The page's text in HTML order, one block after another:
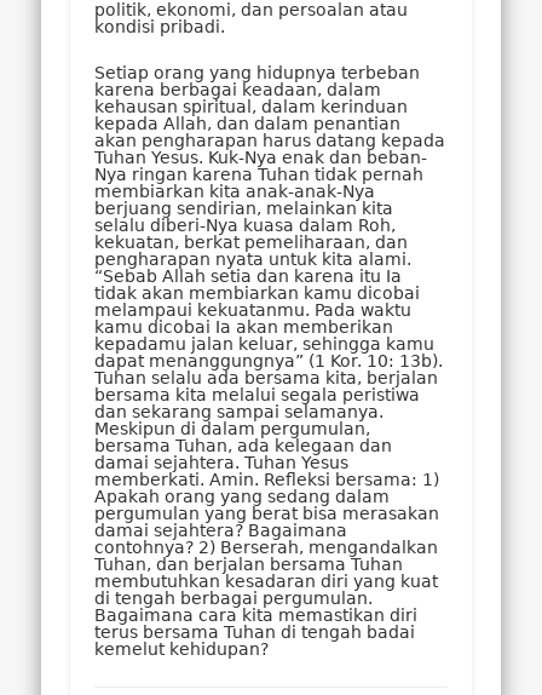
politik, ekonomi, dan persoalan atau
kondisi pribadi.
Setiap orang yang hidupnya terbeban
karena berbagai keadaan, dalam
kehausan spiritual, dalam kerinduan
kepada Allah, dan dalam penantian
akan pengharapan harus datang kepada
Tuhan Yesus. Kuk-Nya enak dan beban-
Nya ringan karena Tuhan tidak pernah
membiarkan kita anak-anak-Nya
berjuang sendirian, melainkan kita
selalu diberi-Nya kuasa dalam Roh,
kekuatan, berkat pemeliharaan, dan
pengharapan nyata untuk kita alami.
“Sebab Allah setia dan karena itu Ia
tidak akan membiarkan kamu dicobai
melampaui kekuatanmu. Pada waktu
kamu dicobai Ia akan memberikan
kepadamu jalan keluar, sehingga kamu
dapat menanggungnya” (1 Kor. 10: 13b).
Tuhan selalu ada bersama kita, berjalan
bersama kita melalui segala peristiwa
dan sekarang sampai selamanya.
Meskipun di dalam pergumulan,
bersama Tuhan, ada kelegaan dan
damai sejahtera. Tuhan Yesus
memberkati. Amin. Refleksi bersama: 1)
Apakah orang yang sedang dalam
pergumulan yang berat bisa merasakan
damai sejahtera? Bagaimana
contohnya? 2) Berserah, mengandalkan
Tuhan, dan berjalan bersama Tuhan
membutuhkan kesadaran diri yang kuat
di tengah berbagai pergumulan.
Bagaimana cara kita memastikan diri
terus bersama Tuhan di tengah badai
kemelut kehidupan?